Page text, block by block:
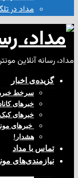
مداد در تلگرام
مونترال
اخبار
سرخط خبرهای صبحگاهی
خبرهای کانادا
خبرهای کبک
‌ خبرهای مونترال
مداد
مونترال